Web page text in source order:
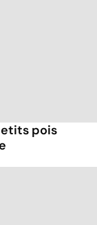
pois